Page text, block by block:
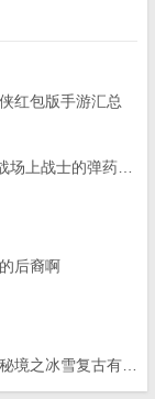
红包版手游汇总
后裔啊